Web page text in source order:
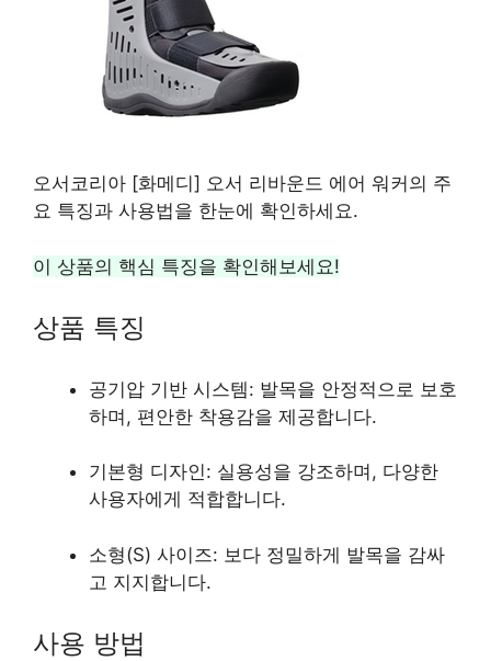
오서코리아 [화메디] 오서 리바운드 에어 워커의 주
요 특징과 사용법을 한눈에 확인하세요.
이 상품의 핵심 특징을 확인해보세요!
상품 특징
공기압 기반 시스템: 발목을 안정적으로 보호
하며, 편안한 착용감을 제공합니다.
기본형 디자인: 실용성을 강조하며, 다양한
사용자에게 적합합니다.
소형(S) 사이즈: 보다 정밀하게 발목을 감싸
고 지지합니다.
사용 방법